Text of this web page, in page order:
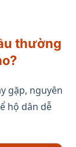
thường
gặp, nguyên
hộ dân dễ